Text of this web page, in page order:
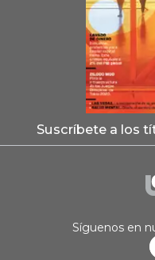
Suscríbete a los
Síguenos en